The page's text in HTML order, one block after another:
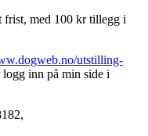
frist, med 100 kr tillegg i
utstilling-
inn på min side i